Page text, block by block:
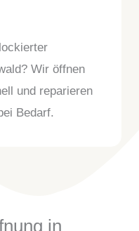
Wir öffnen
und reparieren
Bedarf.
in